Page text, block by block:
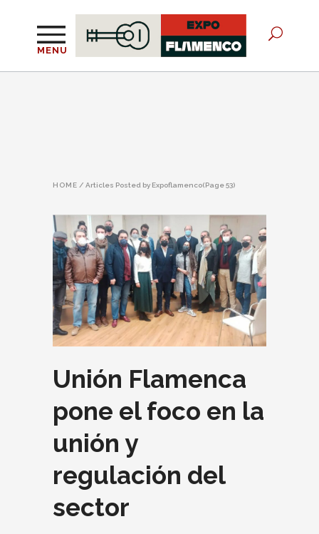
MENU
HOME / Articles Posted by Expoflamenco(Page 53)
Unión Flamenca
pone el foco en la
unión y
regulación del
sector